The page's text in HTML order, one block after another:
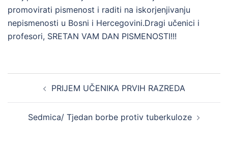
promovirati pismenost i raditi na iskorjenjivanju
nepismenosti u Bosni i Hercegovini.Dragi učenici i
profesori, SRETAN VAM DAN PISMENOSTI!!!
navigationPRIJEM UČENIKA PRVIH RAZREDA
Sedmica/ Tjedan borbe protiv tuberkuloze